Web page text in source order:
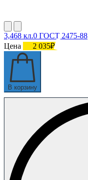
3,468 кл.0 ГОСТ 2475-88
Цена
2 035₽
В корзину